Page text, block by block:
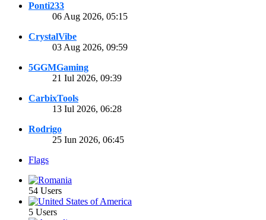
Ponti233
06 Aug 2026, 05:15
CrystalVibe
03 Aug 2026, 09:59
5GGMGaming
21 Iul 2026, 09:39
CarbixTools
13 Iul 2026, 06:28
Rodrigo
25 Iun 2026, 06:45
Flags
54 Users
5 Users